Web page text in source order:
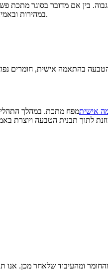
בין אם מדובר בסוגר מתכת
במהירות ובאמינות בדרישות העקביות והדיוק של רכיבים בתעשיות שונות.
אישיתמפח מתכת. במהלך